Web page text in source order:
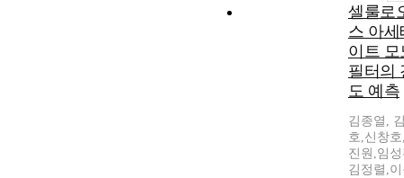
셀룰로
스 아세
이트 모
필터의
도 예측
김종열,
호,신창
진원,임
김정렬,